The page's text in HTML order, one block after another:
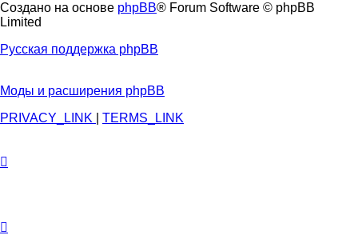
Создано на основе phpBB® Forum Software © phpBB
Limited
Русская поддержка phpBB
Моды и расширения phpBB
PRIVACY_LINK
TERMS_LINK